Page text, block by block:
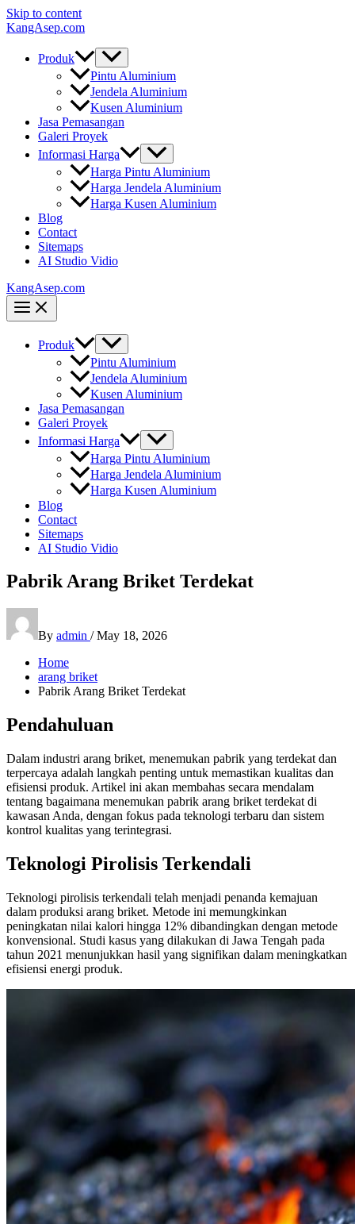
Skip to content
KangAsep.com
Produk
Pintu Aluminium
Jendela Aluminium
Kusen Aluminium
Jasa Pemasangan
Galeri Proyek
Informasi Harga
Harga Pintu Aluminium
Harga Jendela Aluminium
Harga Kusen Aluminium
Blog
Contact
Sitemaps
AI Studio Vidio
KangAsep.com
Produk
Pintu Aluminium
Jendela Aluminium
Kusen Aluminium
Jasa Pemasangan
Galeri Proyek
Informasi Harga
Harga Pintu Aluminium
Harga Jendela Aluminium
Harga Kusen Aluminium
Blog
Contact
Sitemaps
AI Studio Vidio
Pabrik Arang Briket Terdekat
By admin /May 18, 2026
Home
arang briket
Pabrik Arang Briket Terdekat
Pendahuluan
Dalam industri arang briket, menemukan pabrik yang terdekat dan
terpercaya adalah langkah penting untuk memastikan kualitas dan
efisiensi produk. Artikel ini akan membahas secara mendalam
tentang bagaimana menemukan pabrik arang briket terdekat di
kawasan Anda, dengan fokus pada teknologi terbaru dan sistem
kontrol kualitas yang terintegrasi.
Teknologi Pirolisis Terkendali
Teknologi pirolisis terkendali telah menjadi penanda kemajuan
dalam produksi arang briket. Metode ini memungkinkan
peningkatan nilai kalori hingga 12% dibandingkan dengan metode
konvensional. Studi kasus yang dilakukan di Jawa Tengah pada
tahun 2021 menunjukkan hasil yang signifikan dalam meningkatkan
efisiensi energi produk.